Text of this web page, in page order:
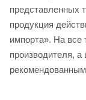
представленных
продукция
импорта». На все
производителя,